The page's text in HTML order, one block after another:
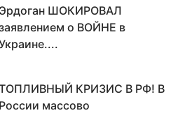
Эрдоган ШОКИРОВАЛ
о ВОЙНЕ в
КРИЗИС В РФ! В
России массово